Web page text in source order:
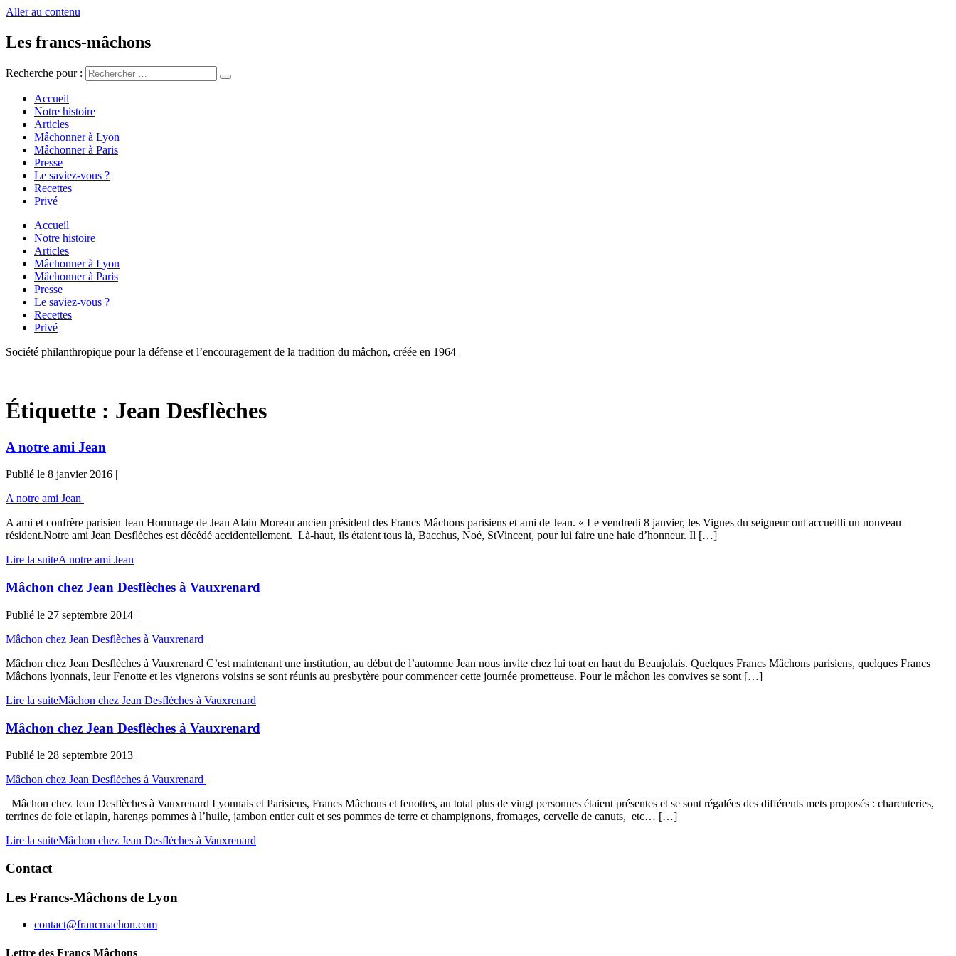
Aller au contenu
Les francs-mâchons
Recherche pour :
Accueil
Notre histoire
Articles
Mâchonner à Lyon
Mâchonner à Paris
Presse
Le saviez-vous ?
Recettes
Privé
Accueil
Notre histoire
Articles
Mâchonner à Lyon
Mâchonner à Paris
Presse
Le saviez-vous ?
Recettes
Privé
Société philanthropique pour la défense et l’encouragement de la tradition du mâchon, créée en 1964
Étiquette : Jean Desflèches
A notre ami Jean
Publié le 8 janvier 2016 |
A notre ami Jean
A ami et confrère parisien Jean Hommage de Jean Alain Moreau ancien président des Francs Mâchons parisiens et ami de Jean. « Le vendredi 8 janvier, les Vignes du seigneur ont accueilli un nouveau
résident.Notre ami Jean Desflèches est décédé accidentellement. Là-haut, ils étaient tous là, Bacchus, Noé, StVincent, pour lui faire une haie d’honneur. Il […]
Lire la suiteA notre ami Jean
Mâchon chez Jean Desflèches à Vauxrenard
Publié le 27 septembre 2014 |
Mâchon chez Jean Desflèches à Vauxrenard
Mâchon chez Jean Desflèches à Vauxrenard C’est maintenant une institution, au début de l’automne Jean nous invite chez lui tout en haut du Beaujolais. Quelques Francs Mâchons parisiens, quelques Francs
Mâchons lyonnais, leur Fenotte et les vignerons voisins se sont réunis au presbytère pour commencer cette journée prometteuse. Pour le mâchon les convives se sont […]
Lire la suiteMâchon chez Jean Desflèches à Vauxrenard
Mâchon chez Jean Desflèches à Vauxrenard
Publié le 28 septembre 2013 |
Mâchon chez Jean Desflèches à Vauxrenard
Mâchon chez Jean Desflèches à Vauxrenard Lyonnais et Parisiens, Francs Mâchons et fenottes, au total plus de vingt personnes étaient présentes et se sont régalées des différents mets proposés : charcuteries,
terrines de foie et lapin, harengs pommes à l’huile, jambon entier cuit et ses pommes de terre et champignons, fromages, cervelle de canuts, etc… […]
Lire la suiteMâchon chez Jean Desflèches à Vauxrenard
Contact
Les Francs-Mâchons de Lyon
contact@francmachon.com
Lettre des Francs Mâchons